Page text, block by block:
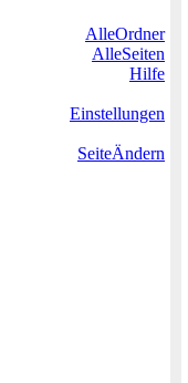
AlleOrdner
AlleSeiten
Hilfe
Einstellungen
SeiteÄndern